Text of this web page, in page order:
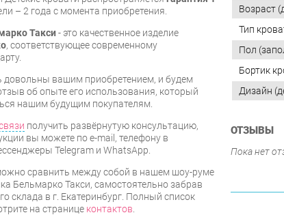
– 2 года с момента приобретения.
Такси- это качественное изделие
, соответствующее современному
довольны вашим приобретением, и будем
об опыте его использования, который
нашим будущим покупателям.
получить развёрнутую консультацию,
вы можете по e-mail, телефону в
Telegram и WhatsApp.
сравнить между собой в нашем шоу-руме
Бельмарко Такси, самостоятельно забрав
склада в г. Екатеринбург. Полный список
на странице контактов
Возраст
Тип
Пол
Бортик
Дизайн
ОТЗЫВЫ
Пока нет